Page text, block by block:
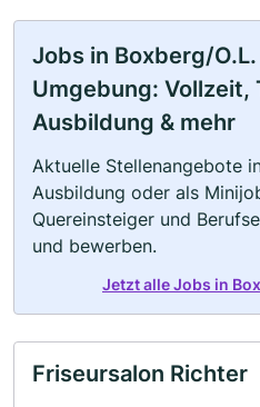
Jobs in Boxberg/
Umgebung: Vollzeit,
Ausbildung & mehr
Aktuelle Stellenangebote
Ausbildung oder als
Quereinsteiger und
und bewerben.
Jetzt alle Jobs in
Friseursalon Richter